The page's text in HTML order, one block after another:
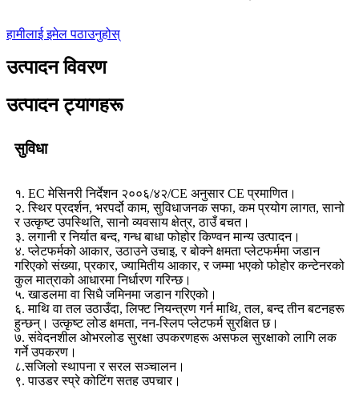
हामीलाई इमेल पठाउनुहोस्
उत्पादन विवरण
उत्पादन ट्यागहरू
सुविधा
१. EC मेसिनरी निर्देशन २००६/४२/CE अनुसार CE प्रमाणित।
२. स्थिर प्रदर्शन, भरपर्दो काम, सुविधाजनक सफा, कम प्रयोग लागत, सानो
र उत्कृष्ट उपस्थिति, सानो व्यवसाय क्षेत्र, ठाउँ बचत।
३. लगानी र निर्यात बन्द, गन्ध बाधा फोहोर किण्वन मान्य उत्पादन।
४. प्लेटफर्मको आकार, उठाउने उचाइ, र बोक्ने क्षमता प्लेटफर्ममा जडान
गरिएको संख्या, प्रकार, ज्यामितीय आकार, र जम्मा भएको फोहोर कन्टेनरको
कुल मात्राको आधारमा निर्धारण गरिन्छ।
५. खाडलमा वा सिधै जमिनमा जडान गरिएको।
६. माथि वा तल उठाउँदा, लिफ्ट नियन्त्रण गर्न माथि, तल, बन्द तीन बटनहरू
हुन्छन्। उत्कृष्ट लोड क्षमता, नन-स्लिप प्लेटफर्म सुरक्षित छ।
७. संवेदनशील ओभरलोड सुरक्षा उपकरणहरू असफल सुरक्षाको लागि लक
गर्ने उपकरण।
८.सजिलो स्थापना र सरल सञ्चालन।
९. पाउडर स्प्रे कोटिंग सतह उपचार।